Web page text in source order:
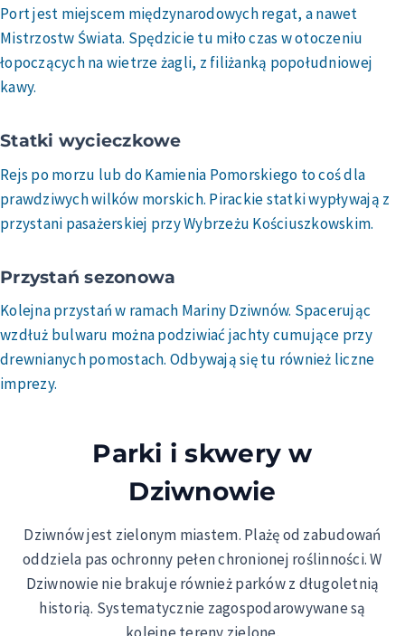
Port jest miejscem międzynarodowych regat, a nawet
Mistrzostw Świata. Spędzicie tu miło czas w otoczeniu
łopoczących na wietrze żagli, z filiżanką popołudniowej
kawy.
Statki wycieczkowe
Rejs po morzu lub do Kamienia Pomorskiego to coś dla
prawdziwych wilków morskich. Pirackie statki wypływają z
przystani pasażerskiej przy Wybrzeżu Kościuszkowskim.
Przystań sezonowa
Kolejna przystań w ramach Mariny Dziwnów. Spacerując
wzdłuż bulwaru można podziwiać jachty cumujące przy
drewnianych pomostach. Odbywają się tu również liczne
imprezy.
Parki i skwery w
Dziwnowie
Dziwnów jest zielonym miastem. Plażę od zabudowań
oddziela pas ochronny pełen chronionej roślinności. W
Dziwnowie nie brakuje również parków z długoletnią
historią. Systematycznie zagospodarowywane są